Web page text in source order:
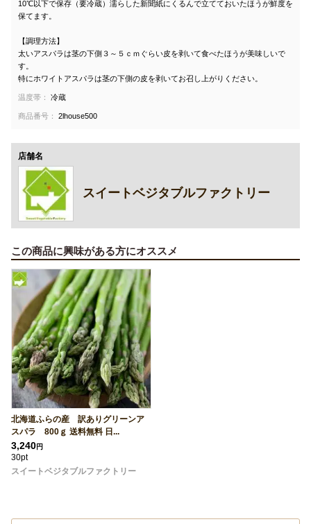
10℃以下で保存（要冷蔵）濡らした新聞紙にくるんで立てておいたほうが鮮度を
保てます。
【調理方法】
太いアスパラは茎の下側３～５ｃｍぐらい皮を剥いて食べたほうが美味しいで
す。
特にホワイトアスパラは茎の下側の皮を剥いてお召し上がりください。
温度帯： 冷蔵
商品番号： 2lhouse500
店舗名
スイートベジタブルファクトリー
この商品に興味がある方にオススメ
北海道ふらの産 訳ありグリーンア
スパラ 800ｇ 送料無料 日...
3,240円
30pt
スイートベジタブルファクトリー